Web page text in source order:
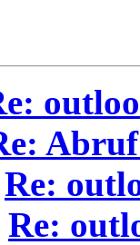
Re:
Re: